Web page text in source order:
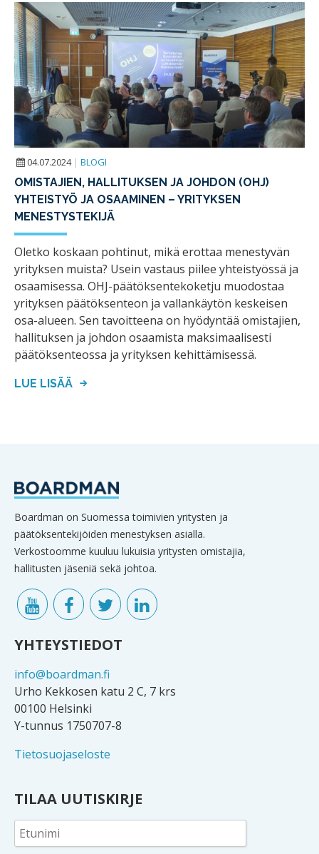
04.07.2024 | BLOGI
OMISTAJIEN, HALLITUKSEN JA JOHDON (OHJ)
YHTEISTYÖ JA OSAAMINEN – YRITYKSEN
MENESTYSTEKIJÄ
Oletko koskaan pohtinut, mikä erottaa menestyvän
yrityksen muista? Usein vastaus piilee yhteistyössä ja
osaamisessa. OHJ-päätöksentekoketju muodostaa
yrityksen päätöksenteon ja vallankäytön keskeisen
osa-alueen. Sen tavoitteena on hyödyntää omistajien,
hallituksen ja johdon osaamista maksimaalisesti
päätöksenteossa ja yrityksen kehittämisessä.
LUE LISÄÄ
Boardman on Suomessa toimivien yritysten ja
päätöksentekijöiden menestyksen asialla.
Verkostoomme kuuluu lukuisia yritysten omistajia,
hallitusten jäseniä sekä johtoa.
YHTEYSTIEDOT
info@boardman.fi
Urho Kekkosen katu 2 C, 7 krs
00100 Helsinki
Y-tunnus 1750707-8
Tietosuojaseloste
TILAA UUTISKIRJE